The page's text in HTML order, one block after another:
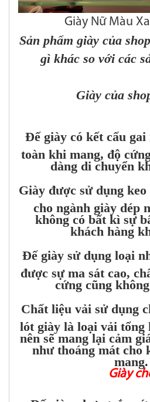
Giày Nữ Màu
Sản phẩm giày của
gì khác so với các
Giày của
Đế giày có kết cấu gai
toàn khi mang, độ
dàng di chuyển
Giày được sử dụng
cho ngành giày dép
không có bất kì sự
khách hàng
Đế giày sử dụng loại
được sự ma sát cao,
cứng cũng không
Chất liệu vải sử dụng
lót giày là loại vải tổng
nên sẽ mang lại cảm
như thoáng mát cho
mang.
Giày